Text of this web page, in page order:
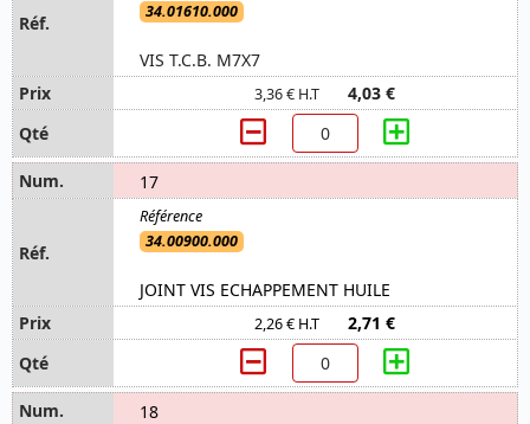
34.01610.000
VIS T.C.B. M7X7
3,36 € H.T 4,03 €
17
34.00900.000
JOINT VIS ECHAPPEMENT HUILE
2,26 € H.T 2,71 €
18